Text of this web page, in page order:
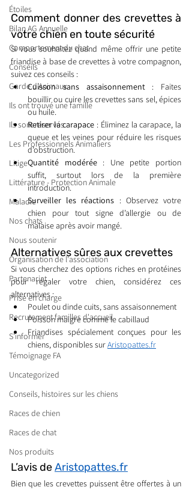
Étoiles
Bilan AG Annuelle
Comportement du chat
Conseils
Garde d’Animaux
Ils ont trouvé une famille
Ils sont réservés
Les Professionnels Animaliers
Litige
Littérature - Protection Animale
Maladie
Nos chats
Nous soutenir
Organisation de l'association
Partenariat
Prise en charge
Recrutement familles d'accueil
S'informer
Témoignage FA
Uncategorized
Conseils, histoires sur les chiens
Races de chien
Races de chat
Nos produits
Comment donner des crevettes à
votre chien en toute sécurité
Si vous souhaitez quand même offrir une petite
friandise à base de crevettes à votre compagnon,
suivez ces conseils :
Cuisson sans assaisonnement : Faites
bouillir ou cuire les crevettes sans sel, épices
ou huile.
Retirer la carapace : Éliminez la carapace, la
queue et les veines pour réduire les risques
d’obstruction.
Quantité modérée : Une petite portion
suffit, surtout lors de la première
introduction.
Surveiller les réactions : Observez votre
chien pour tout signe d’allergie ou de
malaise après avoir mangé.
Alternatives sûres aux crevettes
Si vous cherchez des options riches en protéines
pour régaler votre chien, considérez ces
alternatives :
Poulet ou dinde cuits, sans assaisonnement
Poisson maigre comme le cabillaud
Friandises spécialement conçues pour les
chiens, disponibles sur Aristopattes.fr
L’avis de Aristopattes.fr
Bien que les crevettes puissent être offertes à un